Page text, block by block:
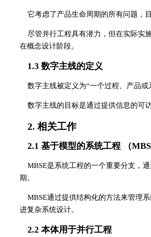
它考虑了产品生命周期的所有问题，
尽管并行工程具有潜力，但在实际实
在概念设计阶段。
1.3 数字主线的定义
数字主线被定义为“一个过程、产品
数字主线的目标是通过提供信息的可
2. 相关工作
2.1 基于模型的系统工程 （
MBSE是系统工程的一个重要分支，
期。
MBSE通过提供结构化的方法来管理
进复杂系统设计。
2.2 本体用于并行工程